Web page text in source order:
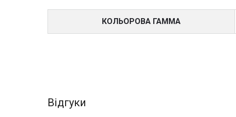
дозволяючи вам контролювати рівень
КОЛЬОРОВА ГАММА
Відгуки